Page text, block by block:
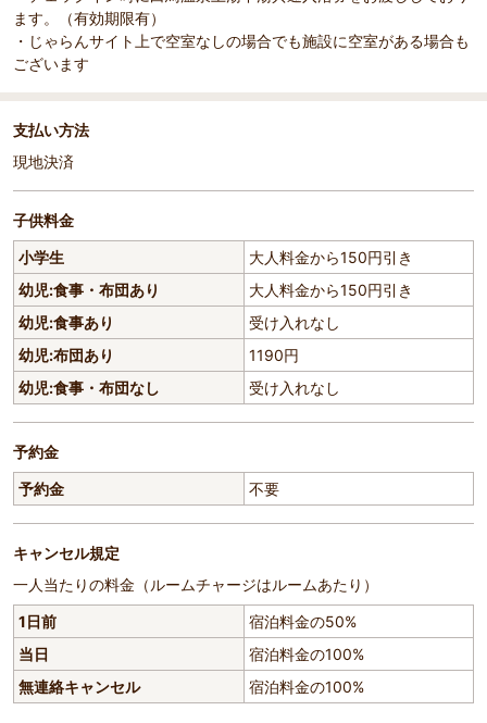
ます。（有効期限有）
・じゃらんサイト上で空室なしの場合でも施設に空室がある場合も
ございます
支払い方法
現地決済
子供料金
小学生
大人料金から150円引き
幼児:食事・布団あり
大人料金から150円引き
幼児:食事あり
受け入れなし
幼児:布団あり
1190円
幼児:食事・布団なし
受け入れなし
予約金
予約金
不要
キャンセル規定
一人当たりの料金（ルームチャージはルームあたり）
1日前
宿泊料金の50%
当日
宿泊料金の100%
無連絡キャンセル
宿泊料金の100%